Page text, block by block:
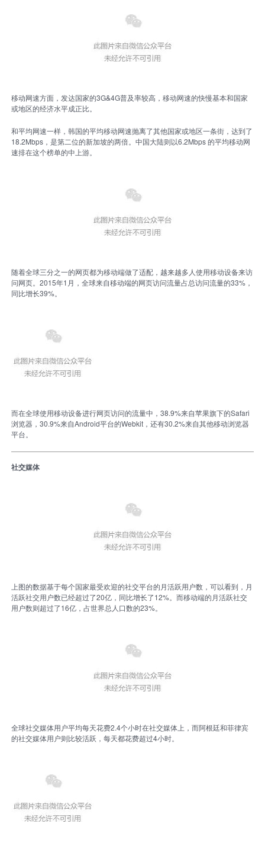
移动网速方面，发达国家的3G&4G普及率较高，移动网速的快慢基本和国家
或地区的经济水平成正比。
和平均网速一样，韩国的平均移动网速抛离了其他国家或地区一条街，达到了
18.2Mbps，是第二位的新加坡的两倍。中国大陆则以6.2Mbps 的平均移动网
速排在这个榜单的中上游。
随着全球三分之一的网页都为移动端做了适配，越来越多人使用移动设备来访
问网页。2015年1月，全球来自移动端的网页访问流量占总访问流量的33%，
同比增长39%。
而在全球使用移动设备进行网页访问的流量中，38.9%来自苹果旗下的Safari
浏览器，30.9%来自Android平台的Webkit，还有30.2%来自其他移动浏览器
平台。
社交媒体
上图的数据基于每个国家最受欢迎的社交平台的月活跃用户数，可以看到，月
活跃社交用户数已经超过了20亿，同比增长了12%。而移动端的月活跃社交
用户数则超过了16亿，占世界总人口数的23%。
全球社交媒体用户平均每天花费2.4个小时在社交媒体上，而阿根廷和菲律宾
的社交媒体用户则比较活跃，每天都花费超过4小时。